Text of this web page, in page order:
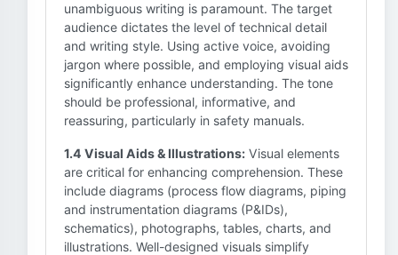
unambiguous writing is paramount. The target
audience dictates the level of technical detail
and writing style. Using active voice, avoiding
jargon where possible, and employing visual aids
significantly enhance understanding. The tone
should be professional, informative, and
reassuring, particularly in safety manuals.
1.4 Visual Aids & Illustrations: Visual elements
are critical for enhancing comprehension. These
include diagrams (process flow diagrams, piping
and instrumentation diagrams (P&IDs),
schematics), photographs, tables, charts, and
illustrations. Well-designed visuals simplify